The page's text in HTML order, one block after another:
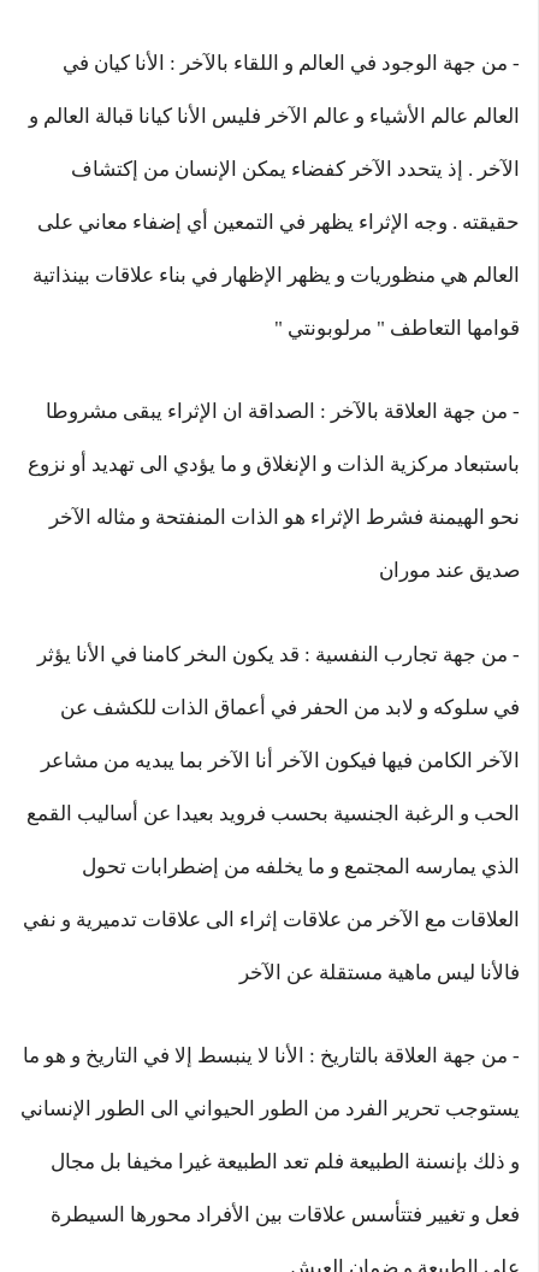
- من جهة الوجود في العالم و اللقاء بالآخر : الأنا كيان في
العالم عالم الأشياء و عالم الآخر فليس الأنا كيانا قبالة العالم و
الآخر . إذ يتحدد الآخر كفضاء يمكن الإنسان من إكتشاف
حقيقته . وجه الإثراء يظهر في التمعين أي إضفاء معاني على
العالم هي منظوريات و يظهر الإظهار في بناء علاقات بينذاتية
قوامها التعاطف " مرلوبونتي "
- من جهة العلاقة بالآخر : الصداقة ان الإثراء يبقى مشروطا
باستبعاد مركزية الذات و الإنغلاق و ما يؤدي الى تهديد أو نزوع
نحو الهيمنة فشرط الإثراء هو الذات المنفتحة و مثاله الآخر
صديق عند موران
- من جهة تجارب النفسية : قد يكون الىخر كامنا في الأنا يؤثر
في سلوكه و لابد من الحفر في أعماق الذات للكشف عن
الآخر الكامن فيها فيكون الآخر أنا الآخر بما يبديه من مشاعر
الحب و الرغبة الجنسية بحسب فرويد بعيدا عن أساليب القمع
الذي يمارسه المجتمع و ما يخلفه من إضطرابات تحول
العلاقات مع الآخر من علاقات إثراء الى علاقات تدميرية و نفي
فالأنا ليس ماهية مستقلة عن الآخر
- من جهة العلاقة بالتاريخ : الأنا لا ينبسط إلا في التاريخ و هو ما
يستوجب تحرير الفرد من الطور الحيواني الى الطور الإنساني
و ذلك بإنسنة الطبيعة فلم تعد الطبيعة غيرا مخيفا بل مجال
فعل و تغيير فتتأسس علاقات بين الأفراد محورها السيطرة